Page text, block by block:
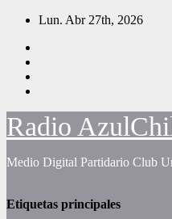
Saltar
contenido
Lun. Abr 27th, 2026
Radio
Medio Digital Partidario Club
Etiquetas principales